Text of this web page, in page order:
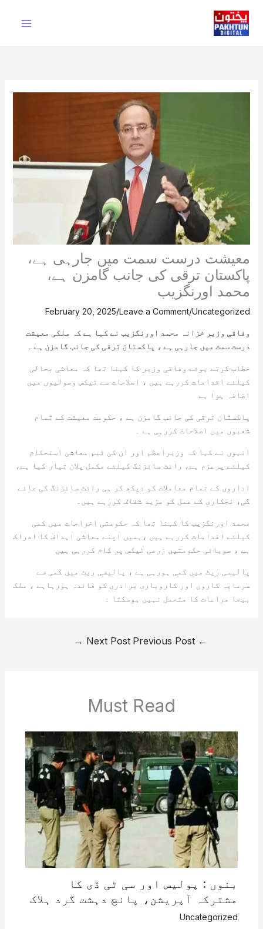
content
معیشت درست سمت میں جارہی ہے،
پاکستان ترقی کی جانب گامزن ہے،
محمد اورنگزیب
Uncategorized
/
Leave a Comment
/
February 20, 2025
وفاقی وزیر خزانہ محمد اورنگزیب نے کہا ہے کہ ملکی معیشت
درست سمت میں جارہی ہے ، پاکستان ترقی کی جانب گامزن ہے ۔
خطاب کرتے ہوئے وفاقی وزیر کا کہنا تھا کہ معاشی بحالی
کیلئے اقدامات کررہے ہیں ، اصلاحات سے ٹیکس وصولیوں میں
اضافہ ہوا ہے
پاکستان ترقی کی جانب گامزن ہے ، حکومت معیشت کے تمام
شعبوں میں اصلاحات کررہی ہے ۔
انہوں نے کہا کہ وزیراعظم اور ان کی ٹیم معاشی استحکام
کیلئے پرعزم ہے، رائٹ سائزنگ کیلئے مکمل پلان تیار کیا ہے،
اداروں کے تمام معاملات کو دیکھ کر ہی رائٹ سائزنگ کی جائے
گی، نجکاری کے عمل کو مزید شفاف کررہے ہیں۔
محمد اورنگزیب کا کہنا تھا کہ حکومتی اخراجات میں کمی
کیلئے اقدامات کررہے ہیں ،ہمیں اپنے معاشی اہداف کا ادراک
ہے ، صوبائی حکومتیں زرعی ٹیکس پر کام کررہی ہیں
پالیسی ریٹ میں کمی ہورہی ہے ، پالیسی ریٹ میں کمی سے
سرمایہ کاروں اور کاروباری برادری کو فائدہ ہورہاہے ، ملک
بیجا مراعات کا متحمل نہیں ہوسکتا ۔
←
Next Post
→
Must Read
بنوں : پولیس اور سی ٹی ڈی کا
مشترکہ آپریشن، پانچ دہشت گرد ہلاک
Uncategorized